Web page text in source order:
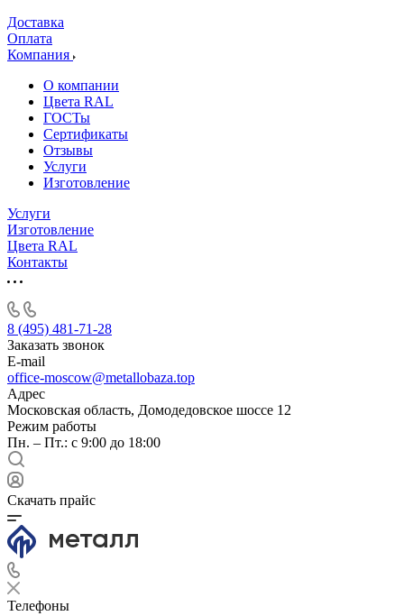
Доставка
Оплата
Компания
О компании
Цвета RAL
ГОСТы
Сертификаты
Отзывы
Услуги
Изготовление
Услуги
Изготовление
Цвета RAL
Контакты
8 (495) 481-71-28
Заказать звонок
E-mail
office-moscow@metallobaza.top
Адрес
Московская область, Домодедовское шоссе 12
Режим работы
Пн. – Пт.: с 9:00 до 18:00
Скачать прайс
Телефоны